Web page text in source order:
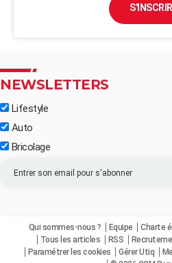
NEWSLETTERS
Lifestyle
Auto
Bricolage
Qui sommes-nous ? Equipe Charte
Tous les articles
RSS
Paramétrer les cookies
Gérer Utiq